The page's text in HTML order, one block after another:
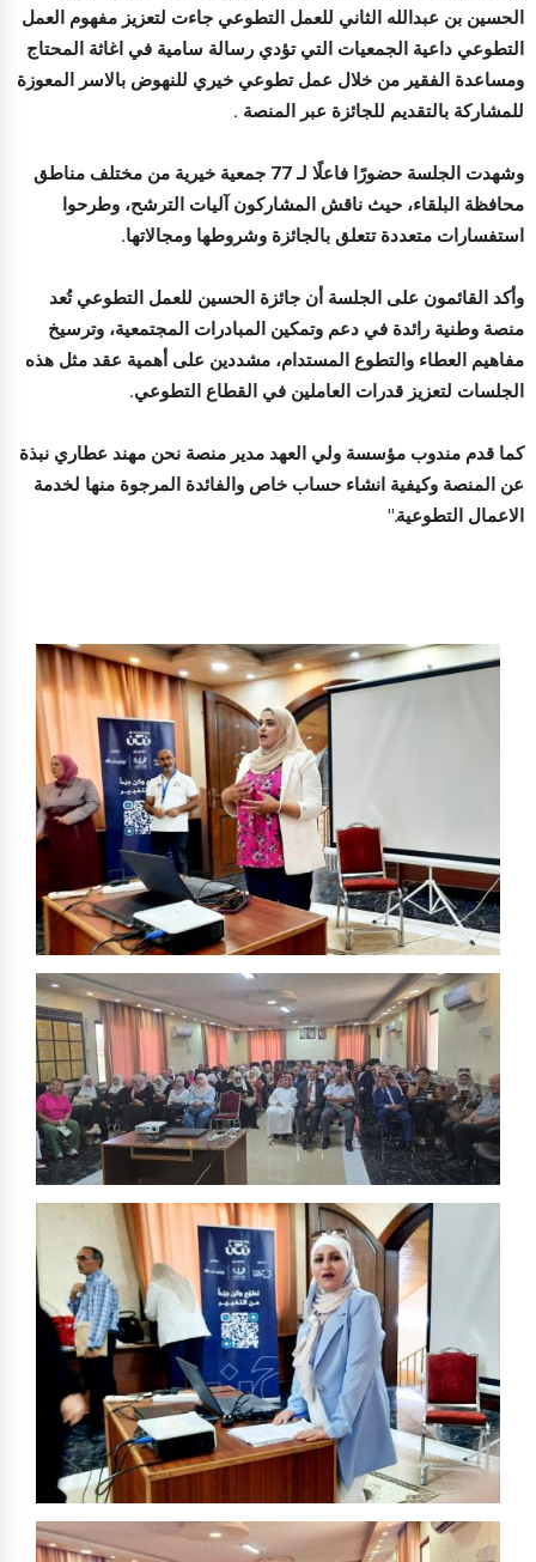
الحسين بن عبدالله الثاني للعمل التطوعي جاءت لتعزيز مفهوم العمل
التطوعي داعية الجمعيات التي تؤدي رسالة سامية في اغاثة المحتاج
ومساعدة الفقير من خلال عمل تطوعي خيري للنهوض بالاسر المعوزة
للمشاركة بالتقديم للجائزة عبر المنصة .
وشهدت الجلسة حضورًا فاعلًا لـ 77 جمعية خيرية من مختلف مناطق
محافظة البلقاء، حيث ناقش المشاركون آليات الترشح، وطرحوا
استفسارات متعددة تتعلق بالجائزة وشروطها ومجالاتها.
وأكد القائمون على الجلسة أن جائزة الحسين للعمل التطوعي تُعد
منصة وطنية رائدة في دعم وتمكين المبادرات المجتمعية، وترسيخ
مفاهيم العطاء والتطوع المستدام، مشددين على أهمية عقد مثل هذه
الجلسات لتعزيز قدرات العاملين في القطاع التطوعي.
كما قدم مندوب مؤسسة ولي العهد مدير منصة نحن مهند عطاري نبذة
عن المنصة وكيفية انشاء حساب خاص والفائدة المرجوة منها لخدمة
الاعمال التطوعية."